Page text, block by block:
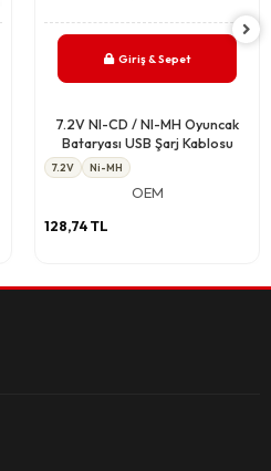
Giriş & Sepet
7.2V NI-CD / NI-MH Oyuncak
Bataryası USB Şarj Kablosu
7.2V Ni-MH
OEM
128,74 TL